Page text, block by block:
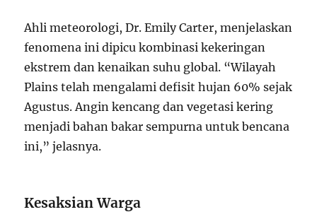
Ahli meteorologi, Dr. Emily Carter, menjelaskan
fenomena ini dipicu kombinasi kekeringan
ekstrem dan kenaikan suhu global. “Wilayah
Plains telah mengalami defisit hujan 60% sejak
Agustus. Angin kencang dan vegetasi kering
menjadi bahan bakar sempurna untuk bencana
ini,” jelasnya.
Kesaksian Warga